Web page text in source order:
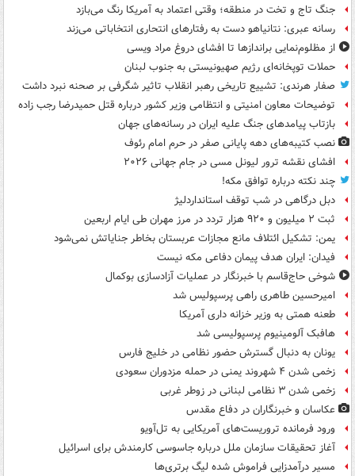
جنگ تاج و تخت در منطقه؛ وقتی اعتماد به آمریکا رنگ می‌بازد
رسانه عبری: نتانیاهو دست به رفتارهای انتحاری انتخاباتی می‌زند
از مظلوم‌نمایی براندازها تا افشای دروغ مراد ویسی
حملات توپخانه‌ای رژیم صهیونیستی به جنوب لبنان
صفار هرندی: تشییع تاریخی رهبر انقلاب تاثیر شگرفی بر صحنه نبرد داشت
توضیحات معاون امنیتی و انتظامی وزیر کشور درباره قتل حمیدرضا رجب زاده
بازتاب پیامدهای جنگ علیه ایران در رسانه‌های جهان
نصب کتیبه‌های دهه پایانی صفر در حرم امام رئوف
افشای نقشه ترور لیونل مسی در جام جهانی ۲۰۲۶
چند نکته درباره توافق مکه!
دبل درگاهی در شب توقف استانداردلیژ
ثبت ۲ میلیون و ۹۲۰ هزار تردد در مرز مهران طی ایام اربعین
یمن: تشکیل ائتلاف مانع مجازات عربستان بخاطر جنایاتش نمی‌شود
فیدان: ایران هدف پیمان دفاعی مکه نیست
شوخی حاج‌قاسم با خبرنگار در عملیات آزادسازی بوکمال
امیرحسین طاهری راهی پرسپولیس شد
طعنه همتی به وزیر خزانه داری آمریکا
هافبک آلومینیوم پرسپولیسی شد
یونان به دنبال گسترش حضور نظامی در خلیج فارس
زخمی شدن ۴ شهروند یمنی در حمله مزدوران سعودی
زخمی شدن ۳ نظامی لبنانی در زوطر غربی
عکاسان و خبرنگاران در دفاع مقدس
ورود فرمانده تروریست‌های آمریکایی به تل‌آویو
آغاز تحقیقات سازمان ملل درباره جاسوسی کارمندش برای اسرائیل
مسیر درآمدزایی فراموش شده لیگ برتری‌ها